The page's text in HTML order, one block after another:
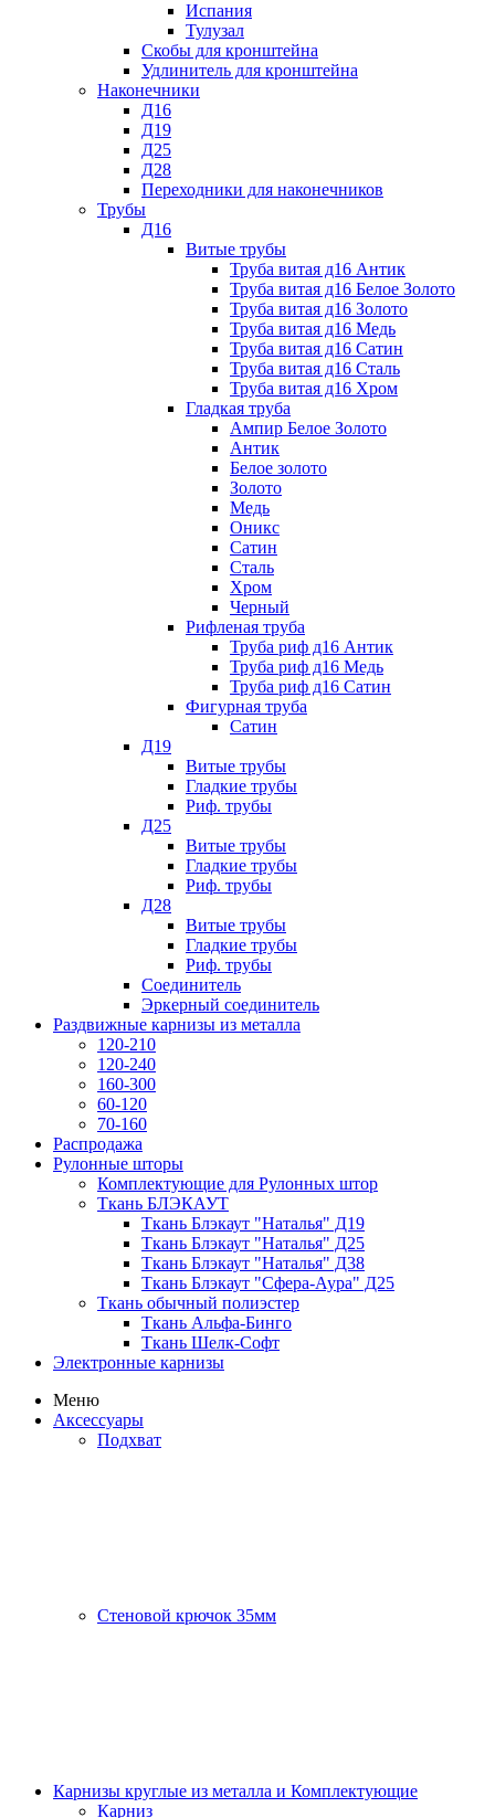
Испания
Тулузал
Скобы для кронштейна
Удлинитель для кронштейна
Наконечники
Д16
Д19
Д25
Д28
Переходники для наконечников
Трубы
Д16
Витые трубы
Труба витая д16 Антик
Труба витая д16 Белое Золото
Труба витая д16 Золото
Труба витая д16 Медь
Труба витая д16 Сатин
Труба витая д16 Сталь
Труба витая д16 Хром
Гладкая труба
Ампир Белое Золото
Антик
Белое золото
Золото
Медь
Оникс
Сатин
Сталь
Хром
Черный
Рифленая труба
Труба риф д16 Антик
Труба риф д16 Медь
Труба риф д16 Сатин
Фигурная труба
Сатин
Д19
Витые трубы
Гладкие трубы
Риф. трубы
Д25
Витые трубы
Гладкие трубы
Риф. трубы
Д28
Витые трубы
Гладкие трубы
Риф. трубы
Соединитель
Эркерный соединитель
Раздвижные карнизы из металла
120-210
120-240
160-300
60-120
70-160
Распродажа
Рулонные шторы
Комплектующие для Рулонных штор
Ткань БЛЭКАУТ
Ткань Блэкаут "Наталья" Д19
Ткань Блэкаут "Наталья" Д25
Ткань Блэкаут "Наталья" Д38
Ткань Блэкаут "Сфера-Аура" Д25
Ткань обычный полиэстер
Ткань Альфа-Бинго
Ткань Шелк-Софт
Электронные карнизы
Меню
Аксессуары
Подхват
Стеновой крючок 35мм
Карнизы круглые из металла и Комплектующие
Карниз